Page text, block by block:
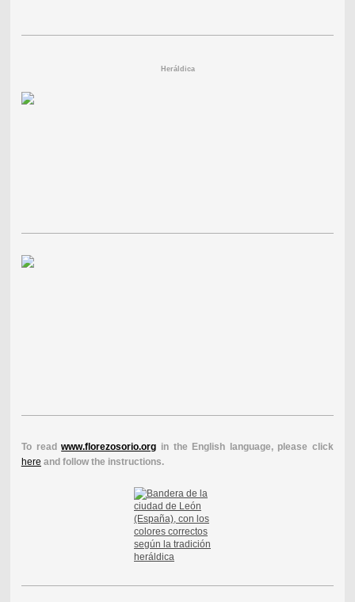
Heráldica
To readwww.florezosorio.org in the English language, please click
here and follow the instructions.